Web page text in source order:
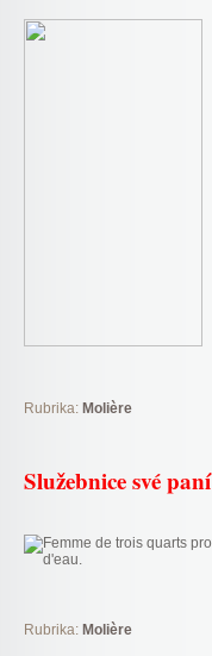
Rubrika: Molière
Služebnice své paní
Rubrika: Molière